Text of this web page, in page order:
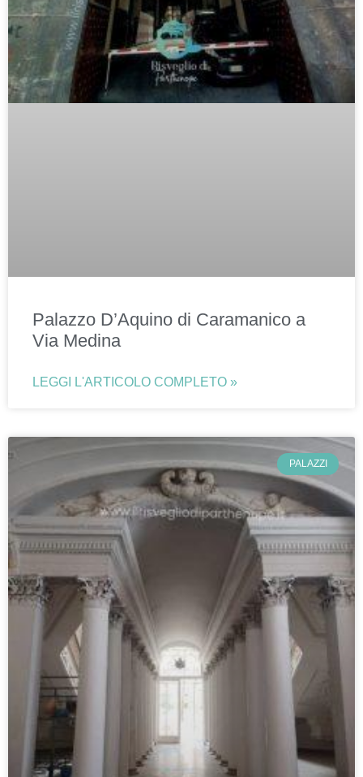
Palazzo D’Aquino di Caramanico a
Via Medina
LEGGI L'ARTICOLO COMPLETO »
PALAZZI